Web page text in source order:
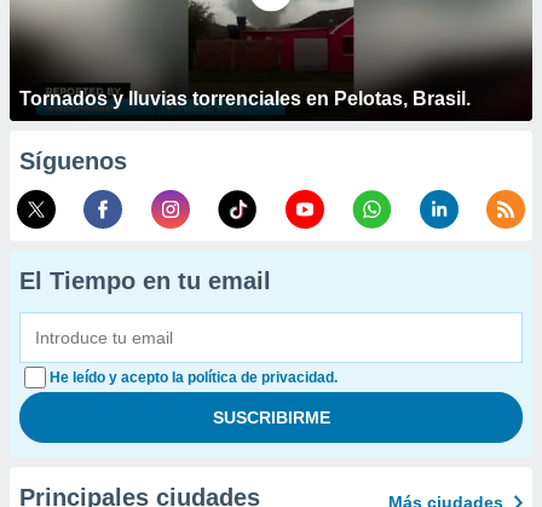
Tornados y lluvias torrenciales en Pelotas, Brasil.
Síguenos
El Tiempo en tu email
He leído y acepto la política de privacidad.
Principales ciudades Más ciudades